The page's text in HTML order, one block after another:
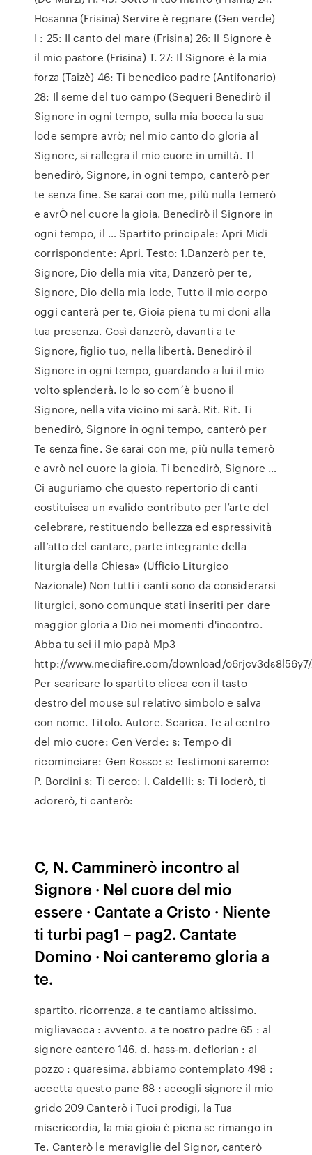
Hosanna (Frisina) Servire è regnare (Gen verde)
I : 25: Il canto del mare (Frisina) 26: Il Signore è
il mio pastore (Frisina) T. 27: Il Signore è la mia
forza (Taizè) 46: Ti benedico padre (Antifonario)
28: Il seme del tuo campo (Sequeri Benedirò il
Signore in ogni tempo, sulla mia bocca la sua
lode sempre avrò; nel mio canto do gloria al
Signore, si rallegra il mio cuore in umiltà. Tl
benedirò, Signore, in ogni tempo, canterò per
te senza fine. Se sarai con me, pilù nulla temerò
e avrÒ nel cuore la gioia. Benedirò il Signore in
ogni tempo, il … Spartito principale: Apri Midi
corrispondente: Apri. Testo: 1.Danzerò per te,
Signore, Dio della mia vita, Danzerò per te,
Signore, Dio della mia lode, Tutto il mio corpo
oggi canterà per te, Gioia piena tu mi doni alla
tua presenza. Così danzerò, davanti a te
Signore, figlio tuo, nella libertà. Benedirò il
Signore in ogni tempo, guardando a lui il mio
volto splenderà. Io lo so com´è buono il
Signore, nella vita vicino mi sarà. Rit. Rit. Ti
benedirò, Signore in ogni tempo, canterò per
Te senza fine. Se sarai con me, più nulla temerò
e avrò nel cuore la gioia. Ti benedirò, Signore …
Ci auguriamo che questo repertorio di canti
costituisca un «valido contributo per l’arte del
celebrare, restituendo bellezza ed espressività
all’atto del cantare, parte integrante della
liturgia della Chiesa» (Ufficio Liturgico
Nazionale) Non tutti i canti sono da considerarsi
liturgici, sono comunque stati inseriti per dare
maggior gloria a Dio nei momenti d'incontro.
Abba tu sei il mio papà Mp3
http://www.mediafire.com/download/
Per scaricare lo spartito clicca con il tasto
destro del mouse sul relativo simbolo e salva
con nome. Titolo. Autore. Scarica. Te al centro
del mio cuore: Gen Verde: s: Tempo di
ricominciare: Gen Rosso: s: Testimoni saremo:
P. Bordini s: Ti cerco: I. Caldelli: s: Ti loderò, ti
adorerò, ti canterò:
C, N. Camminerò incontro al
Signore · Nel cuore del mio
essere · Cantate a Cristo · Niente
ti turbi pag1 – pag2. Cantate
Domino · Noi canteremo gloria a
te.
spartito. ricorrenza. a te cantiamo altissimo.
migliavacca : avvento. a te nostro padre 65 : al
signore cantero 146. d. hass-m. deflorian : al
pozzo : quaresima. abbiamo contemplato 498 :
accetta questo pane 68 : accogli signore il mio
grido 209 Canterò i Tuoi prodigi, la Tua
misericordia, la mia gioia è piena se rimango in
Te. Canterò le meraviglie del Signor, canterò